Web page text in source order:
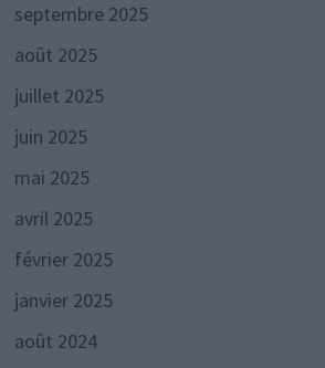
septembre 2025
août 2025
juillet 2025
juin 2025
mai 2025
avril 2025
février 2025
janvier 2025
août 2024